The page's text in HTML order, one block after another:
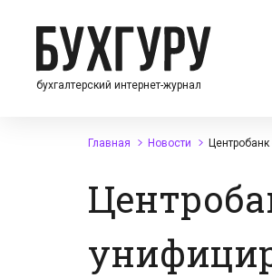
бухгалтерский интернет-журнал
Главная Новости